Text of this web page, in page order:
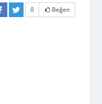
0 Beğen